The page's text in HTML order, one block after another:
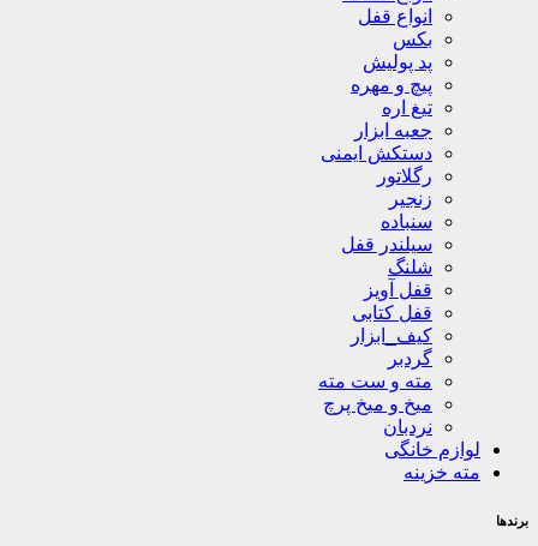
انواع قفل
بکس
پد پولیش
پیچ و مهره
تیغ اره
جعبه ابزار
دستکش ایمنی
رگلاتور
زنجیر
سنباده
سیلندر قفل
شلنگ
قفل آویز
قفل کتابی
کیف_ابزار
گردبر
مته و ست مته
میخ و میخ پرچ
نردبان
لوازم خانگی
مته خزینه
برندها